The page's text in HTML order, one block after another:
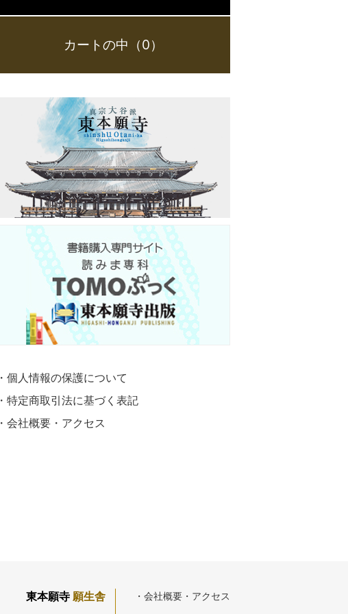
カートの中（0）
・個人情報の保護について
・特定商取引法に基づく表記
・会社概要・アクセス
東本願寺 願生舎 ・会社概要・アクセス